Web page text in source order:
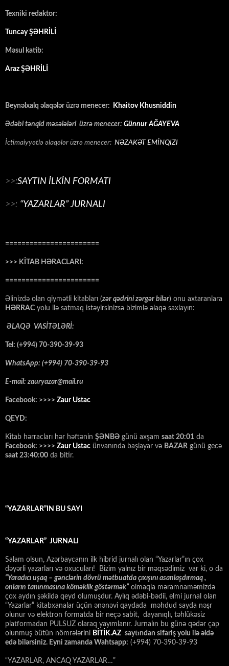
Texniki redaktor:
Tuncay ŞƏHRİLİ
Məsul katib:
Araz ŞƏHRİLİ
Beynəlxalq əlaqələr üzrə menecer: Khaitov Khusniddin
Ədəbi tənqid məsələləri üzrə menecer: Günnur AĞAYEVA
İctimaiyyətlə əlaqələr üzrə menecer: NƏZAKƏT EMİNQIZI
>>:SAYTIN İLKİN FORMATI
>>: “YAZARLAR” JURNALI
=======================
>>> KİTAB HƏRACLARI:
=======================
Əlinizdə olan qiymətli kitabları (zər qədrini zərgər bilər) onu axtaranlara
HƏRRAC yolu ilə satmaq istəyirsinizsə bizimlə əlaqə saxlayın:
ƏLAQƏ VASİTƏLƏRİ:
Tel: (+994) 70-390-39-93
WhatsApp: (+994) 70-390-39-93
E-mail: zauryazar@mail.ru
Facebook: >>>> Zaur Ustac
QEYD:
Kitab hərracları hər həftənin ŞƏNBƏ günü axşam saat 20:01 da
Facebook: >>>> Zaur Ustac ünvanında başlayar və BAZAR günü gecə
saat 23:40:00 da bitir.
“YAZARLAR”IN BU SAYI
“YAZARLAR” JURNALI
Salam olsun, Azərbaycanın ilk hibrid jurnalı olan “Yazarlar”ın çox
dəyərli yazarları və oxucuları! Bizim yalnız bir məqsədimiz var ki, o da
“Yaradıcı uşaq – gәnclәrin dövrü mәtbuatda çıxışını asanlaşdırmaq ,
onların tanınmasına kömәklik göstәrmәk” olmaqla məramnaməmizdə
çox aydın şəkildə qeyd olumuşdur. Aylıq ədəbi-bədii, elmi jurnal olan
“Yazarlar” kitabxanalar üçün ənənəvi qaydada məhdud sayda nəşr
olunur və elektron formatda bir neçə sabit, dayanıqlı, təhlükəsiz
platformadan PULSUZ olaraq yayımlanır. Jurnalın bu günə qədər çap
olunmuş bütün nömrələrini BİTİK.AZ saytından sifariş yolu ilə əldə
edə bilərsiniz. Eyni zamanda Wahtsapp: (+994) 70-390-39-93
“YAZARLAR, ANCAQ YAZARLAR…”